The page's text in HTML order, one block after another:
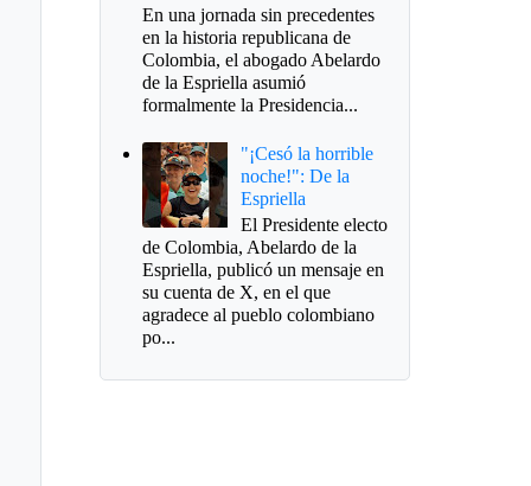
En una jornada sin precedentes
en la historia republicana de
Colombia, el abogado Abelardo
de la Espriella asumió
formalmente la Presidencia...
"¡Cesó la horrible
noche!": De la
Espriella
El Presidente electo
de Colombia, Abelardo de la
Espriella, publicó un mensaje en
su cuenta de X, en el que
agradece al pueblo colombiano
po...